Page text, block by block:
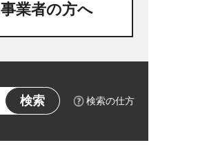
事業者の方へ
検索の仕方